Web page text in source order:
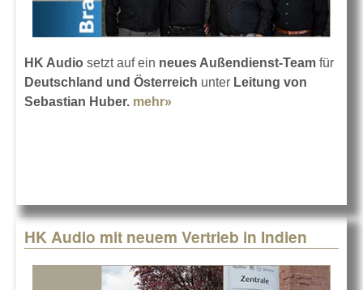
HK Audio setzt auf ein neues Außendienst-Team für
Deutschland und Österreich unter Leitung von
Sebastian Huber. mehr»
HK Audio mit neuem Vertrieb in Indien